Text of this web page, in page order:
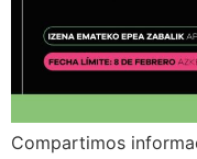
Compartimos